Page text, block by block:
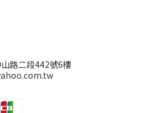
路二段442號6樓